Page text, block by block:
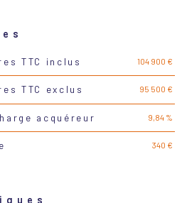
TTC inclus 104 900 €
TTC exclus 95 500 €
acquéreur 9,84 %
340 €